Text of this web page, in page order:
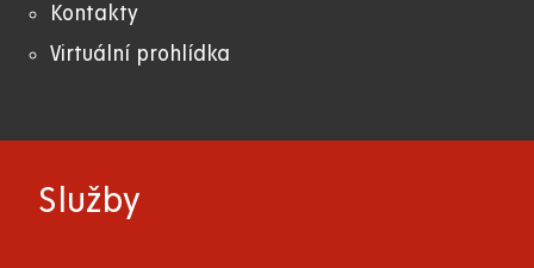
Kontakty
Virtuální prohlídka
Služby